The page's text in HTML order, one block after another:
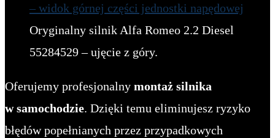
Oryginalny silnik Alfa Romeo 2.2 Diesel
55284529 – ujęcie z góry.
Oferujemy profesjonalny montaż silnika
w samochodzie. Dzięki temu eliminujesz ryzyko
błędów popełnianych przez przypadkowych